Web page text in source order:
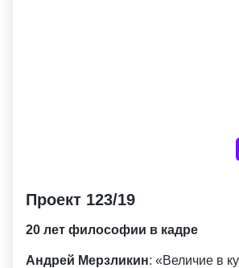
Проект 123/19
20 лет философии в кадре
Андрей Мерзликин: «Величие в